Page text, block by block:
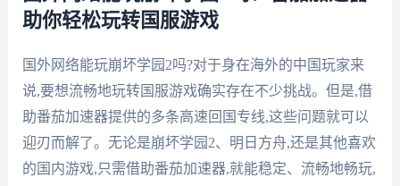
助你轻松玩转国服游戏
国外网络能玩崩坏学园2吗?对于身在海外的中国玩家来
说,要想流畅地玩转国服游戏确实存在不少挑战。但是,借
助番茄加速器提供的多条高速回国专线,这些问题就可以
迎刃而解了。无论是崩坏学园2、明日方舟,还是其他喜欢
的国内游戏,只需借助番茄加速器,就能稳定、流畅地畅玩,